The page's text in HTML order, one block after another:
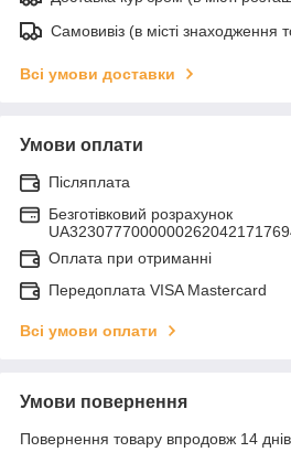
Самовивіз (в місті знаходження
Всі умови доставки
Умови оплати
Післяплата
Безготівковий розрахунок
Оплата при отриманні
Передоплата VISA Mastercard
Всі умови оплати
Умови повернення
Повернення товару впродовж 14